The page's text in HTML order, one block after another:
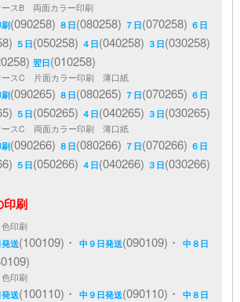
ースB 両面カラー印刷
(090258) ８日(080258) ７日(070258) ６日
５日(050258) ４日(040258) ３日(030258)
翌日(010258)
ースC 片面カラー印刷 薄口紙
(090265) ８日(080265) ７日(070265) ６日
５日(050265) ４日(040265) ３日(030265)
ースC 両面カラー印刷 薄口紙
(090266) ８日(080266) ７日(070266) ６日
５日(050266) ４日(040266) ３日(030266)
印刷
印刷
送(100109)・中９日発送(090109)・中８日
印刷
送(100110)・中９日発送(090110)・中８日